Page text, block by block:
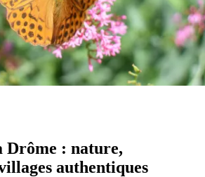
Drôme : nature,
authentiques